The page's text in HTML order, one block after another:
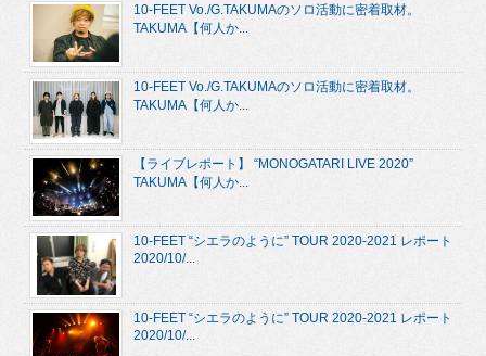
10-FEET Vo./G.TAKUMAのソロ活動に密着取材。
TAKUMA【何人か...
10-FEET Vo./G.TAKUMAのソロ活動に密着取材。
TAKUMA【何人か...
【ライブレポート】 “MONOGATARI LIVE 2020”
TAKUMA【何人か...
10-FEET “シエラのように” TOUR 2020-2021 レポート
2020/10/...
10-FEET “シエラのように” TOUR 2020-2021 レポート
2020/10/...